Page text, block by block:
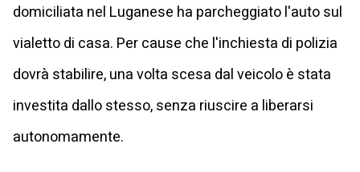
domiciliata nel Luganese ha parcheggiato l'auto sul
vialetto di casa. Per cause che l'inchiesta di polizia
dovrà stabilire, una volta scesa dal veicolo è stata
investita dallo stesso, senza riuscire a liberarsi
autonomamente.